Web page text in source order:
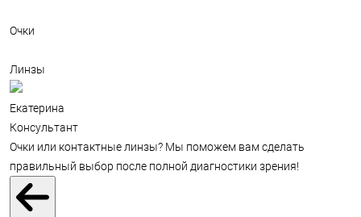
Очки
Линзы
Екатерина
Консультант
Очки или контактные линзы? Мы поможем вам сделать
правильный выбор после полной диагностики зрения!